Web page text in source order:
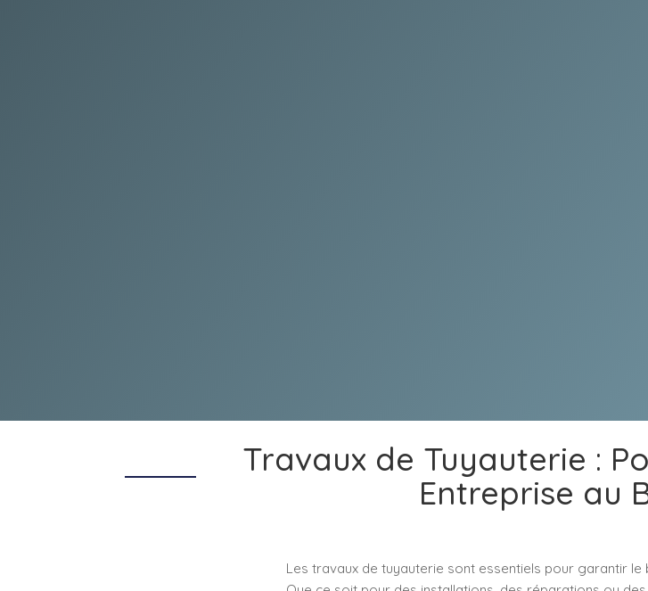
Travaux de Tuyauterie :
Entreprise au
Les travaux de tuyauterie sont essentiels pour garantir